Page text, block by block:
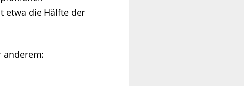
etwa die Hälfte der
anderem: